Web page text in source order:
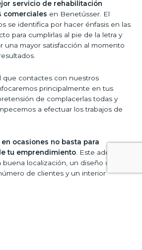
servicio de rehabilitación
comerciales en Benetússer. El
se identifica por hacer énfasis en las
para cumplirlas al pie de la letra y
una mayor satisfacción al momento
que contactes con nuestros
principalmente en tus
de complacerlas todas y
a efectuar los trabajos de
ocasiones no basta para
tu emprendimiento . Este además
localización, un diseño capaz
de clientes y un interior